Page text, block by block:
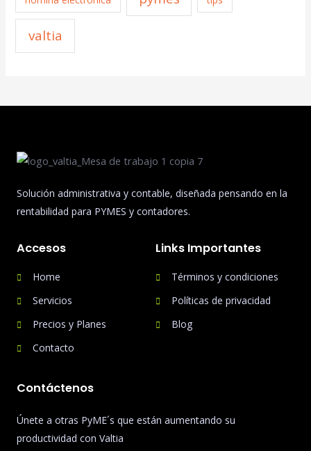
valtia
Solución administrativa y contable, diseñada pensando en la
rentabilidad para PYMES y contadores.
Accesos
Home
Servicios
Precios y Planes
Contacto
Links Importantes
Términos y condiciones
Políticas de privacidad
Blog
Contáctenos
Únete a otras PyME´s que están aumentando su
productividad con Valtia